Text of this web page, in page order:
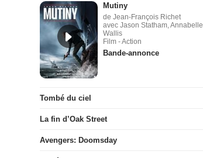
Mutiny
de Jean-François Richet
avec Jason Statham, Annabelle
Wallis
Film - Action
Bande-annonce
Tombé du ciel
La fin d’Oak Street
Avengers: Doomsday